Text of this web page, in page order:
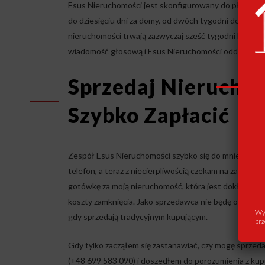
Esus Nieruchomości jest skonfigurowany do
do dziesięciu dni za domy, od dwóch tygodni do
nieruchomości trwają zazwyczaj sześć tygodni lub
wiadomość głosową i Esus Nieruchomości
Sprzedaj
Szybko Zapłacić
Zespół Esus Nieruchomości szybko się do mnie
telefon, a teraz z niecierpliwością czekam na
gotówkę za moją nieruchomość, która jest dokładnie
koszty zamknięcia. Jako sprzedawca nie będę
gdy sprzedają tradycyjnym kupującym.
Gdy tylko zacząłem się zastanawiać, czy mogę
(+48 699 583 090) i doszedłem do porozumienia z